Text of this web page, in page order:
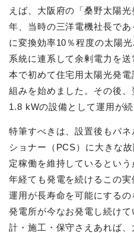
えば、大阪府の「桑野太陽
年、当時の三洋電機社長で
に変換効率10％程度の太陽
系統に連系して余剰電力を
本で初めて住宅用太陽光発
組みを始めました。その後
1.8 kWの設備として運用が続
特筆すべきは、設置後もパ
ショナー（PCS）に大きな
定稼働を維持しているとい
年経ても発電を続けるこの
運用が長寿命を可能にする
発電所が今なお発電し続け
計・施工・保守さえあれば